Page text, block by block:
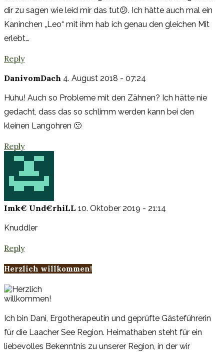
dir zu sagen wie leid mir das tut😕. Ich hätte auch mal ein
Kaninchen „Leo“ mit ihm hab ich genau den gleichen Mit
erlebt…
Reply
DanivomDach 4. August 2018 - 07:24
Huhu! Auch so Probleme mit den Zähnen? Ich hätte nie
gedacht, dass das so schlimm werden kann bei den
kleinen Langohren 🙁
Reply
Imk€ Und€rhiLL 10. Oktober 2019 - 21:14
Knuddler
Reply
Herzlich willkommen!
Ich bin Dani, Ergotherapeutin und geprüfte Gästeführerin
für die Laacher See Region. Heimathaben steht für ein
liebevolles Bekenntnis zu unserer Region, in der wir